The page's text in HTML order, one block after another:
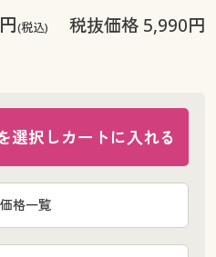
り
り
り
り
円(税込)
税抜価格 5,990円
選択しカートに入れる
格一覧